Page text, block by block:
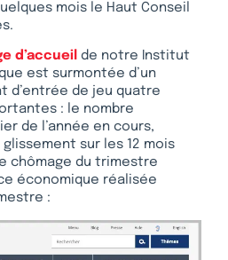
mois le Haut Conseil
d’accueil de notre Institut
est surmontée d’un
d’entrée de jeu quatre
: le nombre
de l’année en cours,
sur les 12 mois
chômage du trimestre
économique réalisée
: